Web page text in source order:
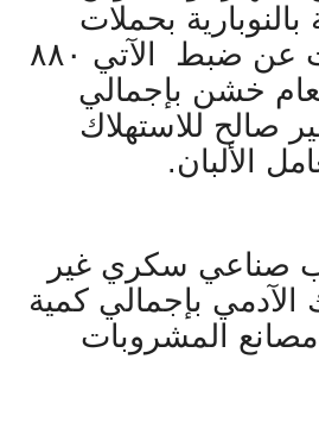
بالنوبارية بحملات
مرورية أسفرت عن ضبط الآتي ٨٨٠
خشن بإجمالي
طن غير صالح للاستهلاك
الألبان.
صناعي سكري غير
الآدمي بإجمالي كمية
مصانع المشروبات